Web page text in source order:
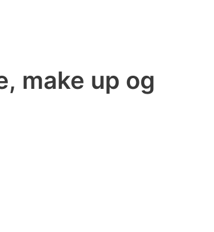
make up og